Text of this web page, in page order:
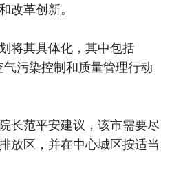
改革创新。
将其具体化，其中包括
气污染控制和质量管理行动
长范平安建议，该市需要尽
放区，并在中心城区按适当